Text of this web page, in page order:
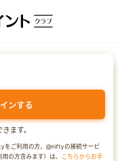
ンする
ます。
をご利用の方、@niftyの接続サービ
の方含みます）は、 こちらからお手